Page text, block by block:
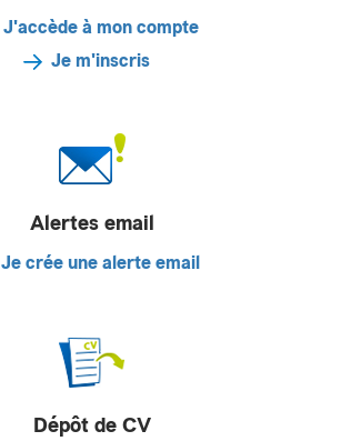
J'accède à mon compte
Je m'inscris
Alertes email
Je crée une alerte email
Dépôt de CV